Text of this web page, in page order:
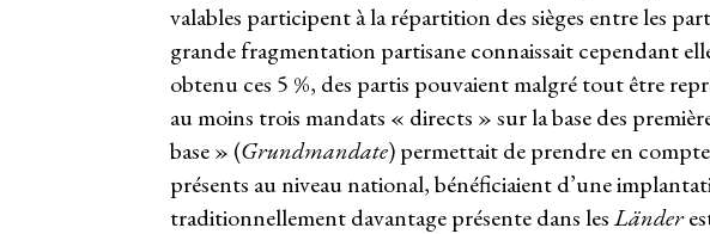
valables participent à la répartition des sièges entre les
grande fragmentation partisane connaissait cependant
obtenu ces 5 %, des partis pouvaient malgré tout être
au moins trois mandats « directs » sur la base des
base » (Grundmandate) permettait de prendre en
présents au niveau national, bénéficiaient d’une
traditionnellement davantage présente dans lesLänder